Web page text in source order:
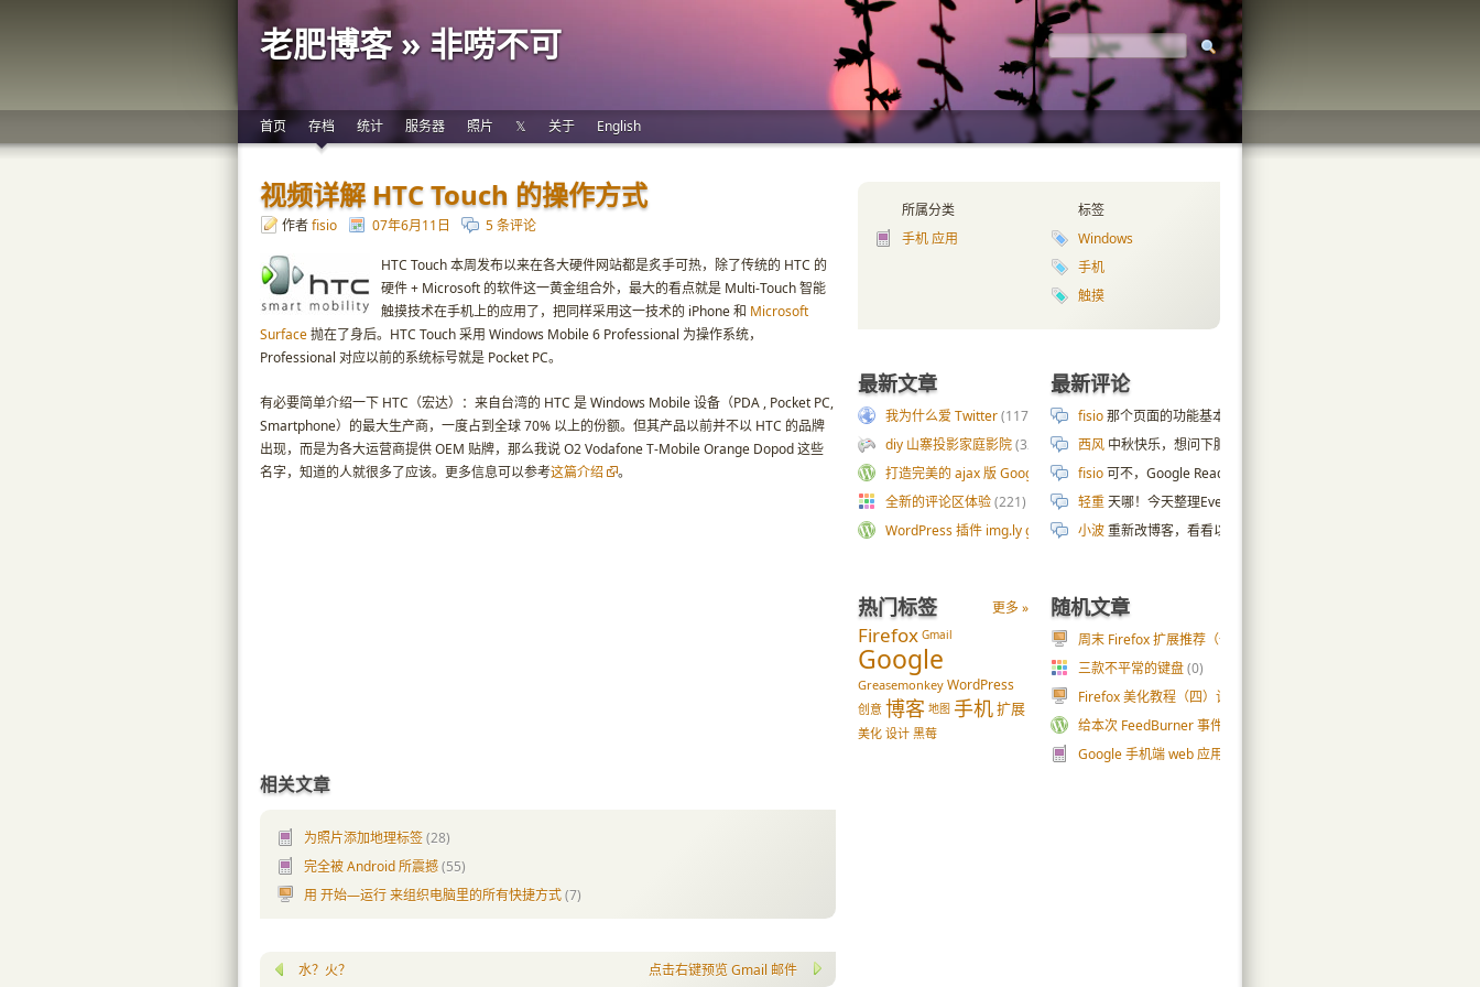
老肥博客 » 非唠不可
首页 存档 统计 服务器 照片 𝕏 关于 English
视频详解 HTC Touch 的操作方式
作者fisio 07年6月11日 5 条评论
HTC Touch 本周发布以来在各大硬件网站都是炙手可热，除了传统的 HTC 的
硬件 + Microsoft 的软件这一黄金组合外，最大的看点就是 Multi-Touch 智能
触摸技术在手机上的应用了，把同样采用这一技术的 iPhone 和 Microsoft
Surface抛在了身后。HTC Touch 采用 Windows Mobile 6 Professional 为操作系统，
Professional 对应以前的系统标号就是 Pocket PC。
有必要简单介绍一下 HTC（宏达）：来自台湾的 HTC 是 Windows Mobile 设备（PDA , Pocket PC,
Smartphone）的最大生产商，一度占到全球 70% 以上的份额。但其产品以前并不以 HTC 的品牌
出现，而是为各大运营商提供 OEM 贴牌，那么我说 O2 Vodafone T-Mobile Orange Dopod 这些
名字，知道的人就很多了应该。更多信息可以参考这篇介绍 。
相关文章
为照片添加地理标签(28)
完全被 Android 所震撼(55)
用 开始—运行 来组织电脑里的所有快捷方式(7)
水？火？ 点击右键预览 Gmail 邮件
标签
Windows
手机
触摸
所属分类
手机 应用
最新文章
我为什么爱 Twitter(117)
diy 山寨投影家庭影院(32)
打造完美的 ajax 版 Google 自定义搜索(187)
全新的评论区体验(221)
WordPress 插件 img.ly gallery(54)
更多 »
热门标签
Firefox Gmail
Google
Greasemonkey WordPress
创意 博客 地图 手机扩展
美化 设计 黑莓
最新评论
fisio那个页面的功能基本上也是拿 AI 写的😄 cpu 内存硬盘那些数
西风 中秋快乐，想问下肥老师服务器页面是怎么实现的，ai搞了几
fisio可不，Google Reader 都去世十年了…
轻重天哪！今天整理Evernote，发现这条2010年的剪藏笔记，点
小波重新改博客，看看以前的wp小伙伴的博客，发现绝大部分都关
随机文章
周末 Firefox 扩展推荐（一）
三款不平常的键盘(0)
Firefox 美化教程（四）让工具栏更整洁
给本次 FeedBurner 事件受害者们支招
Google 手机端 web 应用罗列